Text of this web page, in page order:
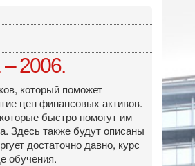
2006.
который поможет
цен финансовых активов.
быстро помогут им
Здесь также будут описаны
достаточно давно, курс
обучения.